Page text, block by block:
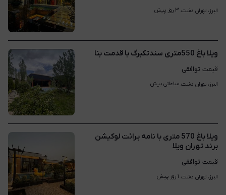
البرز، تهران دشت، ۳ روز پیش
ویلا باغ 550متری سندتکبرگ با قدمت بنا
قیمت توافقی
البرز، تهران دشت، ساعاتی پیش
ویلا باغ 570 متری با نامه برائت لوکیشن
برند تهران ویلا
قیمت توافقی
البرز، تهران دشت، ۱ روز پیش